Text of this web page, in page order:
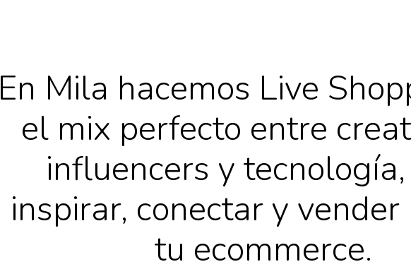
En Mila hacemos Live
el mix perfecto entre
influencers y
inspirar, conectar y vender
tu ecommerce.